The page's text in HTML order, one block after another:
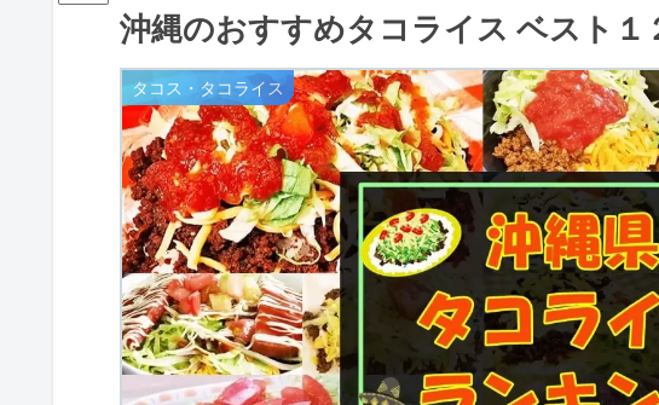
沖縄のおすすめタコライス ベスト１
タコス・タコライス